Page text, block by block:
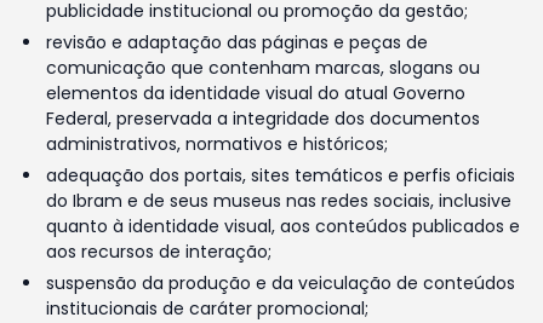
publicidade institucional ou promoção da gestão;
revisão e adaptação das páginas e peças de
comunicação que contenham marcas, slogans ou
elementos da identidade visual do atual Governo
Federal, preservada a integridade dos documentos
administrativos, normativos e históricos;
adequação dos portais, sites temáticos e perfis oficiais
do Ibram e de seus museus nas redes sociais, inclusive
quanto à identidade visual, aos conteúdos publicados e
aos recursos de interação;
suspensão da produção e da veiculação de conteúdos
institucionais de caráter promocional;